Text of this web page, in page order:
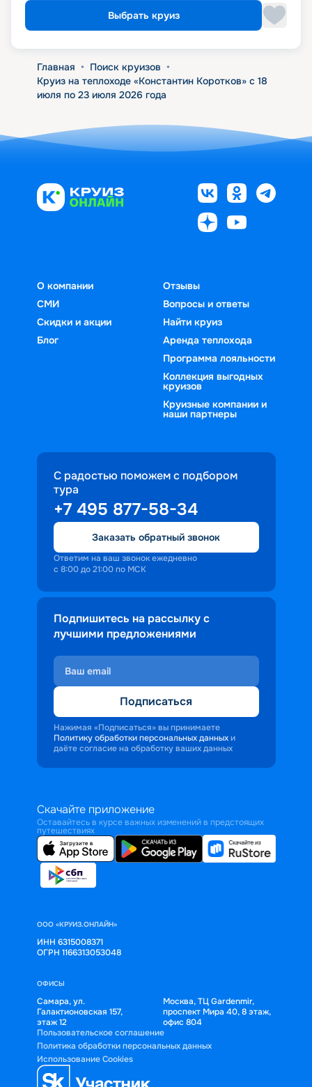
Выбрать круиз
Главная • Поиск круизов •
Круиз на теплоходе «Константин Коротков» с 18
июля по 23 июля 2026 года
О компании
СМИ
Скидки и акции
Блог
Отзывы
Вопросы и ответы
Найти круиз
Аренда теплохода
Программа лояльности
Коллекция выгодных
круизов
Круизные компании и
наши партнеры
С радостью поможем с подбором
тура
+7 495 877-58-34
Заказать обратный звонок
Ответим на ваш звонок ежедневно
с 8:00 до 21:00 по МСК
Подпишитесь на рассылку с
лучшими предложениями
Подписаться
Нажимая «Подписаться» вы принимаете
Политику обработки персональных данных и
даёте согласие на обработку ваших данных
Скачайте приложение
Оставайтесь в курсе важных изменений в предстоящих
путешествиях
ООО «КРУИЗ.ОНЛАЙН»
ИНН 6315008371
ОГРН 1166313053048
ОФИСЫ
Самара, ул.
Галактионовская 157,
этаж 12
Москва, ТЦ Gardenmir,
проспект Мира 40, 8 этаж,
офис 804
Пользовательское соглашение
Политика обработки персональных данных
Использование Cookies